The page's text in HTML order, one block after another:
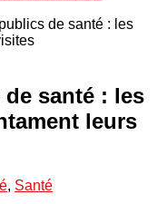
de santé : les
santé : les
leurs
, Santé